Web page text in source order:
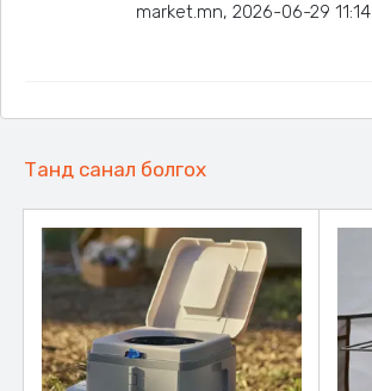
market.mn, 2026-06-29 11:14
Танд санал болгох